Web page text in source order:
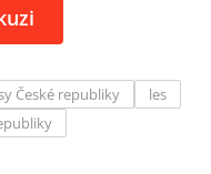
České republiky
les